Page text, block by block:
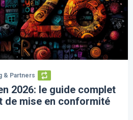
& Partners
2026: le guide complet
de mise en conformité